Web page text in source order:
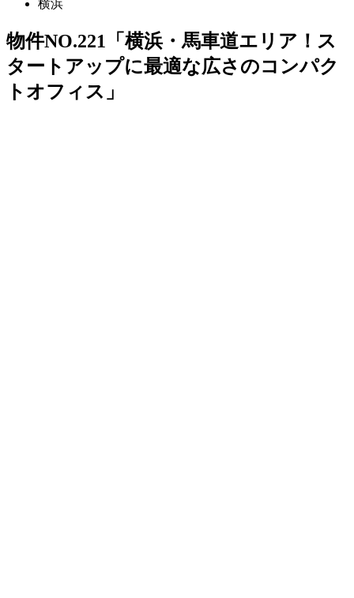
横浜
物件NO.221「横浜・馬車道エリア！ス
タートアップに最適な広さのコンパク
トオフィス」